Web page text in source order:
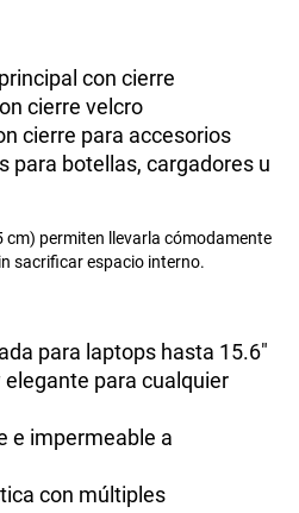
con cierre
cierre velcro
cierre para accesorios
para botellas, cargadores u
cm) permiten llevarla cómodamente
sacrificar espacio interno.
para laptops hasta 15.6"
para cualquier
e impermeable a
con múltiples